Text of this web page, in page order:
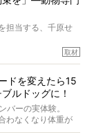
きで心霊分野の知
ゃはどうすればい
たことを知る方
、むしろ心がスッ
担当する、千原せ
。
門僧侶という道を
べきなのか。
取材
ドを変えたら15
ルドッグに！
バーの実体験。
わなくなり体重が
せいですね…」と言